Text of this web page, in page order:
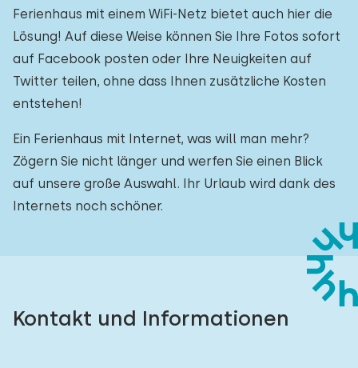
Ferienhaus mit einem WiFi-Netz bietet auch hier die
Lösung! Auf diese Weise können Sie Ihre Fotos sofort
auf Facebook posten oder Ihre Neuigkeiten auf
Twitter teilen, ohne dass Ihnen zusätzliche Kosten
entstehen!
Ein Ferienhaus mit Internet, was will man mehr?
Zögern Sie nicht länger und werfen Sie einen Blick
auf unsere große Auswahl. Ihr Urlaub wird dank des
Internets noch schöner.
Kontakt und Informationen